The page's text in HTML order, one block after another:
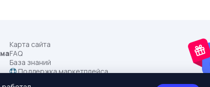
Карта сайта
FAQ
База знаний
Поддержка маркетплейса